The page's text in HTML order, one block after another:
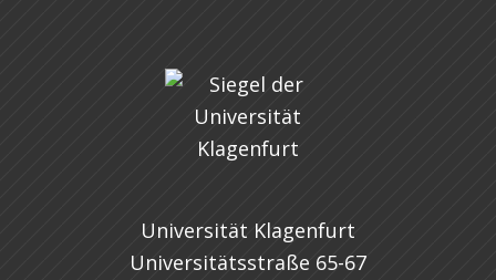
Universität Klagenfurt
Universitätsstraße 65-67